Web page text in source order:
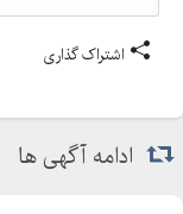
اشتراک گذاری
ادامه آگهی ها